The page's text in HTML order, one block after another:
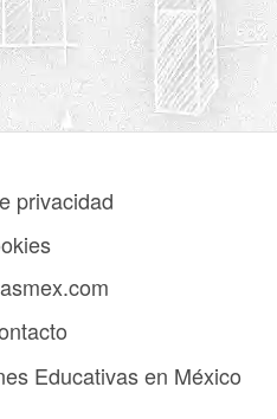
privacidad
Educativas en México